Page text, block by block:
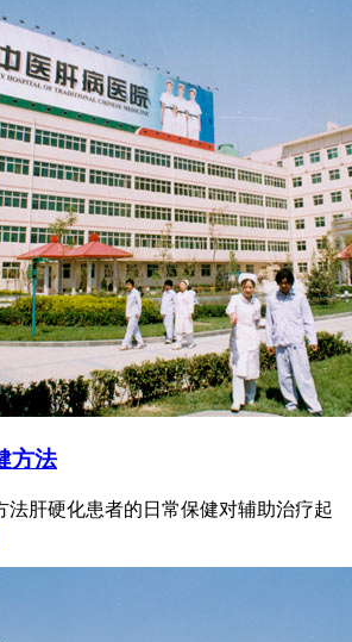
方法
法肝硬化患者的日常保健对辅助治疗起